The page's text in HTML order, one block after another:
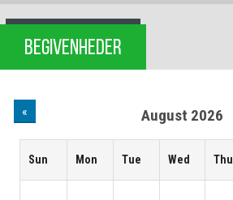
BEGIVENHEDER
« August 2026
Sun Mon Tue Wed Thu